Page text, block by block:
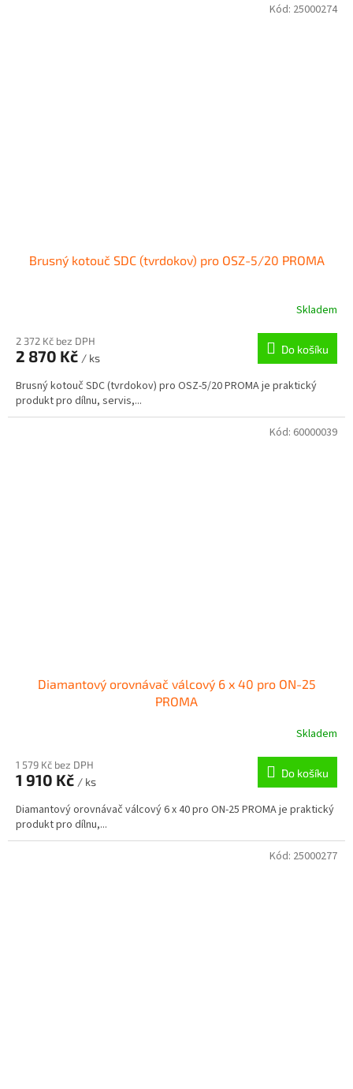
Brusný kotouč SDC (tvrdokov) pro OSZ-5/20 PROMA
Skladem
2 372 Kč bez DPH
2 870 Kč / ks
Do košíku
Brusný kotouč SDC (tvrdokov) pro OSZ-5/20 PROMA je praktický
produkt pro dílnu, servis,...
Kód: 25000274
Diamantový orovnávač válcový 6 x 40 pro ON-25
PROMA
Skladem
1 579 Kč bez DPH
1 910 Kč / ks
Do košíku
Diamantový orovnávač válcový 6 x 40 pro ON-25 PROMA je praktický
produkt pro dílnu,...
Kód: 60000039
Kód: 25000277